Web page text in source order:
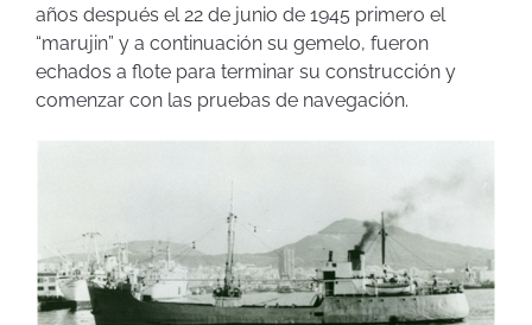
años después el 22 de junio de 1945 primero el
“marujin” y a continuación su gemelo, fueron
echados a flote para terminar su construcción y
comenzar con las pruebas de navegación.